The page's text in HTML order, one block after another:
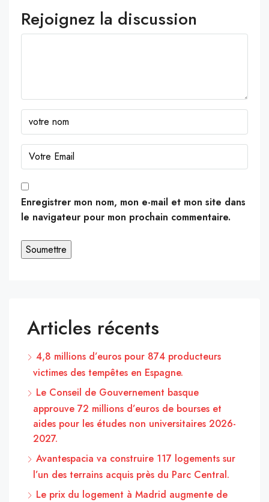
Rejoignez la discussion
Enregistrer mon nom, mon e-mail et mon site dans
le navigateur pour mon prochain commentaire.
Articles récents
4,8 millions d’euros pour 874 producteurs
victimes des tempêtes en Espagne.
Le Conseil de Gouvernement basque
approuve 72 millions d’euros de bourses et
aides pour les études non universitaires 2026-
2027.
Avantespacia va construire 117 logements sur
l’un des terrains acquis près du Parc Central.
Le prix du logement à Madrid augmente de